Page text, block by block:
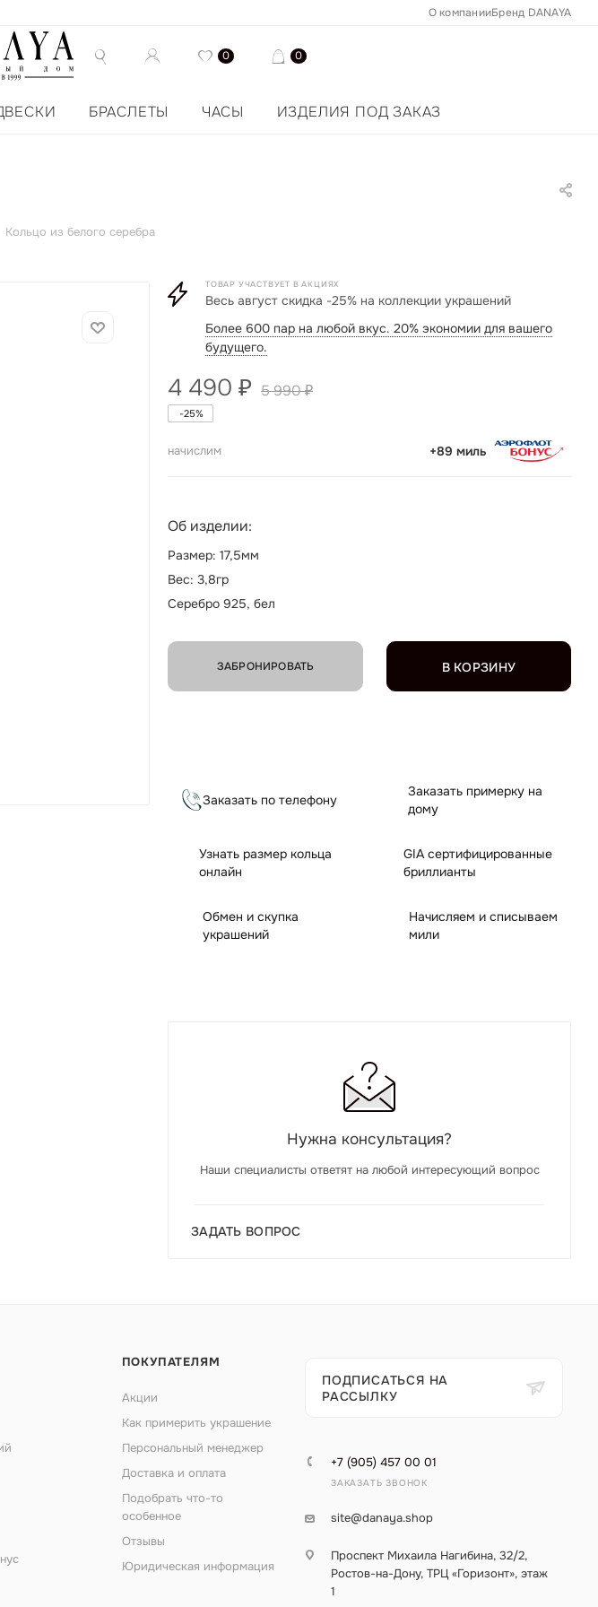
О компанииБренд DANAYA
0 0
БРАСЛЕТЫ ЧАСЫ ИЗДЕЛИЯ ПОД ЗАКАЗ
Кольцо из белого серебра
ТОВАР УЧАСТВУЕТ В АКЦИЯХ
Весь август скидка -25% на коллекции украшений
Более 600 пар на любой вкус. 20% экономии для вашего
будущего.
4 490 ₽ 5 990₽
-25%
начислим +89 миль
В КОРЗИНУ
Об изделии:
Размер: 17,5мм
Вес: 3,8гр
Серебро 925, бел
ЗАБРОНИРОВАТЬ
Заказать по телефону
Заказать примерку на
дому
Узнать размер кольца
онлайн
GIA сертифицированные
бриллианты
Обмен и скупка
украшений
Начисляем и списываем
мили
Нужна консультация?
Наши специалисты ответят на любой интересующий вопрос
ЗАДАТЬ ВОПРОС
ПОКУПАТЕЛЯМ
Акции
Как примерить украшение
Персональный менеджер
Доставка и оплата
Подобрать что-то
особенное
Отзывы
Юридическая информация
ПОДПИСАТЬСЯ НА
РАССЫЛКУ
+7 (905) 457 00 01
ЗАКАЗАТЬ ЗВОНОК
site@danaya.shop
Проспект Михаила Нагибина, 32/2,
Ростов-на-Дону, ТРЦ «Горизонт», этаж
1